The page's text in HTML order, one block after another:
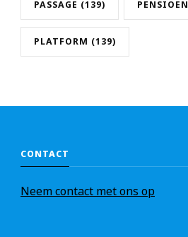
PASSAGE (139) PENSIOEN
PLATFORM (139)
CONTACT
Neemcontact met ons op